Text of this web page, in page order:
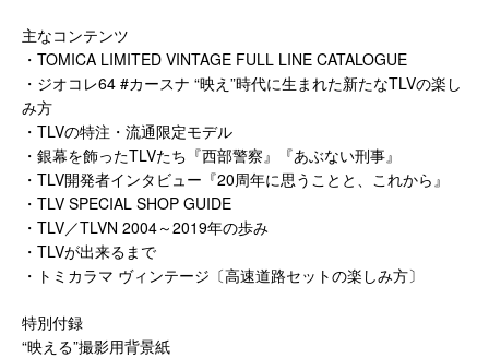
主なコンテンツ
・TOMICA LIMITED VINTAGE FULL LINE CATALOGUE
・ジオコレ64 #カースナ “映え”時代に生まれた新たなTLVの楽し
み方
・TLVの特注・流通限定モデル
・銀幕を飾ったTLVたち『西部警察』『あぶない刑事』
・TLV開発者インタビュー『20周年に思うことと、これから』
・TLV SPECIAL SHOP GUIDE
・TLV／TLVN 2004～2019年の歩み
・TLVが出来るまで
・トミカラマ ヴィンテージ〔高速道路セットの楽しみ方〕
特別付録
“映える”撮影用背景紙